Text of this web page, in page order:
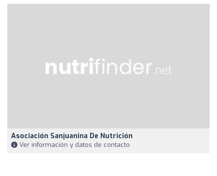
Asociación Sanjuanina De Nutrición
Ver información y datos de contacto